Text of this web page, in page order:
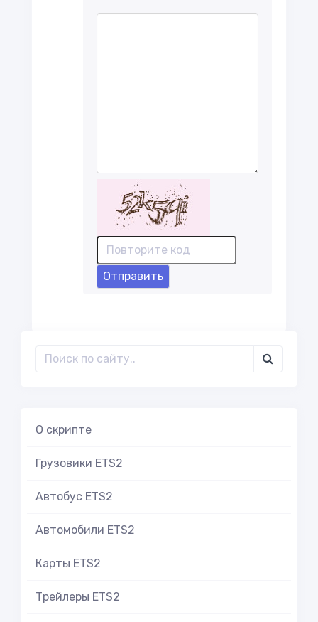
Отправить
О скрипте
Грузовики ETS2
Автобус ETS2
Автомобили ETS2
Карты ETS2
Трейлеры ETS2